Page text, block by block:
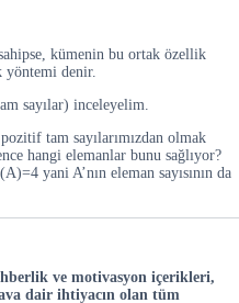
kümenin bu ortak özellik
yöntemi denir.
sayılar) inceleyelim.
tam sayılarımızdan olmak
hangi elemanlar bunu sağlıyor?
yani A’nın eleman sayısının da
ve motivasyon içerikleri,
dair ihtiyacın olan tüm